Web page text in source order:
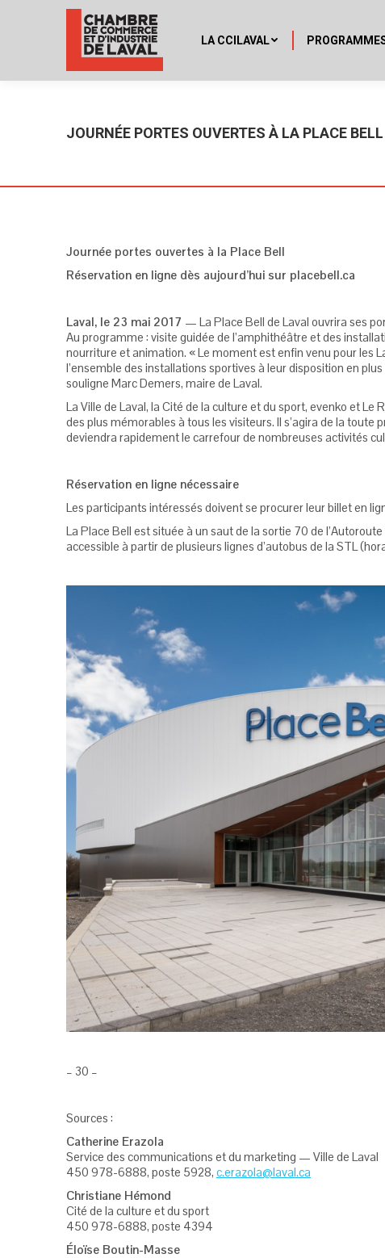
LA CCILAVAL
JOURNÉE PORTES OUVERTES À LA PLACE BELL
Journée portes ouvertes à la Place Bell
Réservation en ligne dès aujourd’hui sur placebell.ca
Laval, le 23 mai 2017 — La Place Bell de Laval ouvrira ses
Au programme : visite guidée de l’amphithéâtre et des
nourriture et animation. « Le moment est enfin venu pour les
l’ensemble des installations sportives à leur disposition en
souligne Marc Demers, maire de Laval.
La Ville de Laval, la Cité de la culture et du sport, evenko et
des plus mémorables à tous les visiteurs. Il s’agira de la
deviendra rapidement le carrefour de nombreuses activités
Réservation en ligne nécessaire
Les participants intéressés doivent se procurer leur billet en
La Place Bell est située à un saut de la sortie 70 de
accessible à partir de plusieurs lignes d’autobus de la STL
– 30 –
Sources :
Catherine Erazola
Service des communications et du marketing — Ville de Laval
450 978-6888, poste 5928, c.erazola@laval.ca
Christiane Hémond
Cité de la culture et du sport
450 978-6888, poste 4394
Éloïse Boutin-Masse